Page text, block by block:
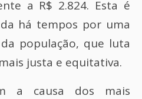
a R$ 2.824. Esta é
há tempos por uma
população, que luta
justa e equitativa.
a causa dos mais